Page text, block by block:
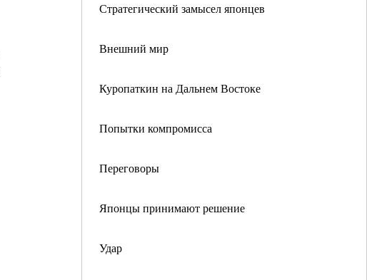
Стратегический замысел японцев
Внешний мир
Куропаткин на Дальнем Востоке
Попытки компромисса
Переговоры
Японцы принимают решение
Удар